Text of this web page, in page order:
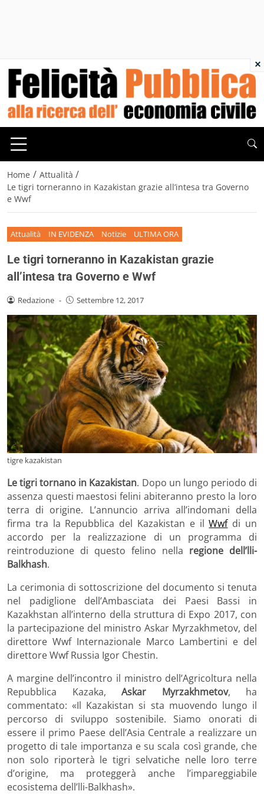
Home / Attualità /
Le tigri torneranno in Kazakistan grazie all’intesa tra Governo
e Wwf
Attualità IN EVIDENZA Notizie ULTIMA ORA
Le tigri torneranno in Kazakistan grazie
all’intesa tra Governo e Wwf
Redazione - Settembre 12, 2017
tigre kazakistan
Le tigri tornano in Kazakistan. Dopo un lungo periodo di
assenza questi maestosi felini abiteranno presto la loro
terra di origine. L’annuncio arriva all’indomani della
firma tra la Repubblica del Kazakistan e ilWwfdi un
accordo per la realizzazione di un programma di
reintroduzione di questo felino nella regione dell’lli-
Balkhash.
La cerimonia di sottoscrizione del documento si tenuta
nel padiglione dell’Ambasciata dei Paesi Bassi in
Kazakhstan all’interno della struttura di Expo 2017, con
la partecipazione del ministro Askar Myrzakhmetov, del
direttore Wwf Internazionale Marco Lambertini e del
direttore Wwf Russia Igor Chestin.
A margine dell’incontro il ministro dell’Agricoltura nella
Repubblica Kazaka, Askar Myrzakhmetov, ha
commentato: «Il Kazakistan si sta muovendo lungo il
percorso di sviluppo sostenibile. Siamo onorati di
essere il primo Paese dell’Asia Centrale a realizzare un
progetto di tale importanza e su scala così grande, che
non solo riporterà le tigri selvatiche nelle loro terre
d’origine, ma proteggerà anche l’impareggiabile
ecosistema dell’lli-Balkhash».
×